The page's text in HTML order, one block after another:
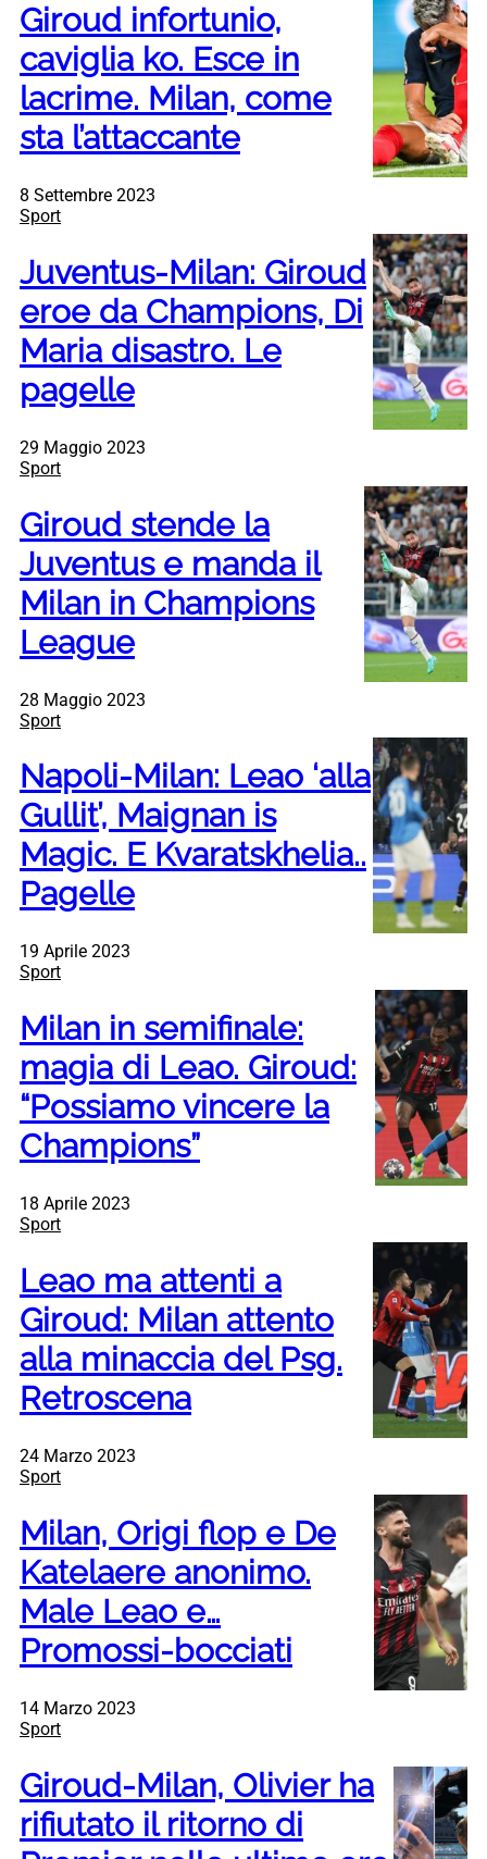
Giroud infortunio,
caviglia ko. Esce in
lacrime. Milan, come
sta l’attaccante
8 Settembre 2023
Sport
Juventus-Milan: Giroud
eroe da Champions, Di
Maria disastro. Le
pagelle
29 Maggio 2023
Sport
Giroud stende la
Juventus e manda il
Milan in Champions
League
28 Maggio 2023
Sport
Napoli-Milan: Leao ‘alla
Gullit’, Maignan is
Magic. E Kvaratskhelia..
Pagelle
19 Aprile 2023
Sport
Milan in semifinale:
magia di Leao. Giroud:
“Possiamo vincere la
Champions”
18 Aprile 2023
Sport
Leao ma attenti a
Giroud: Milan attento
alla minaccia del Psg.
Retroscena
24 Marzo 2023
Sport
Milan, Origi flop e De
Katelaere anonimo.
Male Leao e…
Promossi-bocciati
14 Marzo 2023
Sport
Giroud-Milan, Olivier ha
rifiutato il ritorno di